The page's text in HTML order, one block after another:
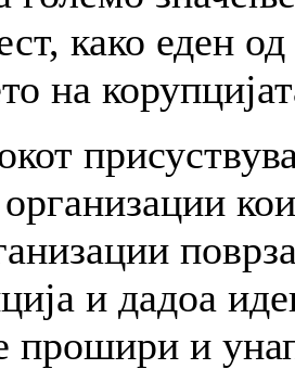
како еден
на
и дадоа
прошири и